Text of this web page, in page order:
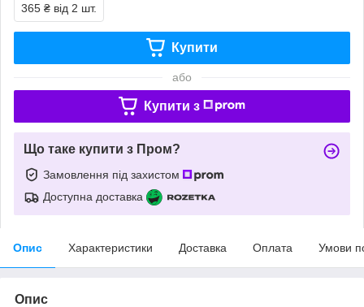
365 ₴ від 2 шт.
Купити
або
Купити з
Що таке купити з Пром?
Замовлення під захистом
Доступна доставка
Опис Характеристики Доставка Оплата Умови
Опис